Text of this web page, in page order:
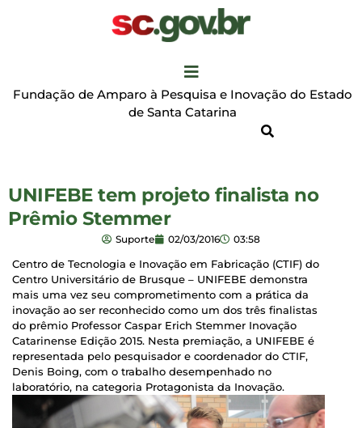
Fundação de Amparo à Pesquisa e Inovação do Estado
de Santa Catarina
UNIFEBE tem projeto finalista no
Prêmio Stemmer
Suporte 02/03/2016 03:58
Centro de Tecnologia e Inovação em Fabricação (CTIF) do
Centro Universitário de Brusque – UNIFEBE demonstra
mais uma vez seu comprometimento com a prática da
inovação ao ser reconhecido como um dos três finalistas
do prêmio Professor Caspar Erich Stemmer Inovação
Catarinense Edição 2015. Nesta premiação, a UNIFEBE é
representada pelo pesquisador e coordenador do CTIF,
Denis Boing, com o trabalho desempenhado no
laboratório, na categoria Protagonista da Inovação.